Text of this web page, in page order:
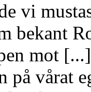
vi
bekant
mot [...]
på vårat